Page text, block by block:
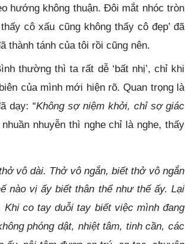
hướng không thuận. Đôi mắt nhóc tròn
cô xấu cũng không thấy cô đẹp’ đã
thành tánh của tôi rồi cũng nên.
thường thì ta rất dễ ‘bất nhị’, chỉ khi
của mình mới hiện rõ. Quan trọng là
dạy: “Không sợ niệm khởi, chỉ sợ giác
nhuyễn thì nghe chỉ là nghe, thấy
vô dài. Thở vô ngắn, biết thở vô ngắn
nào vị ấy biết thân thể như thế ấy. Lại
co tay duỗi tay biết việc mình đang
phóng dật, nhiệt tâm, tinh cần, các